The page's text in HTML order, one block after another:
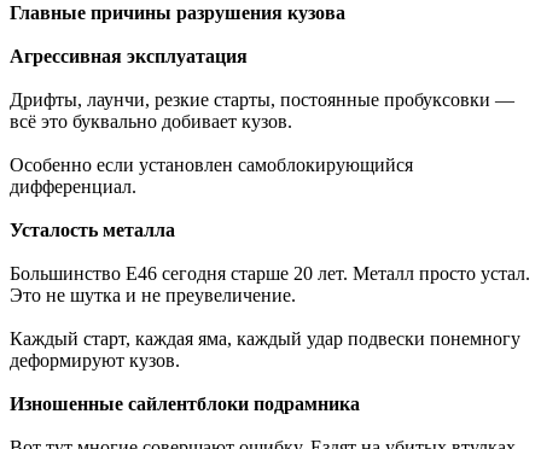
Главные причины разрушения кузова
Агрессивная эксплуатация
Дрифты, лаунчи, резкие старты, постоянные пробуксовки —
всё это буквально добивает кузов.
Особенно если установлен самоблокирующийся
дифференциал.
Усталость металла
Большинство E46 сегодня старше 20 лет. Металл просто устал.
Это не шутка и не преувеличение.
Каждый старт, каждая яма, каждый удар подвески понемногу
деформируют кузов.
Изношенные сайлентблоки подрамника